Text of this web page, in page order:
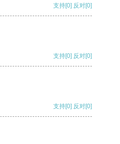
支持[0] 反对[0]
支持[0] 反对[0]
支持[0] 反对[0]